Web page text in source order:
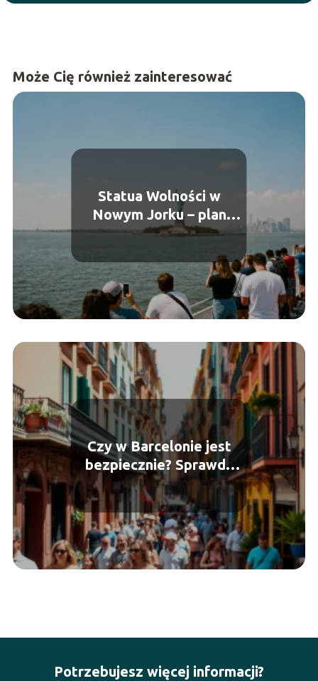
Może Cię również zainteresować
Statua Wolności w
Nowym Jorku – plan
zwiedzania krok po kroku
Czy w Barcelonie jest
bezpiecznie? Sprawdź
nasze porady!
Potrzebujesz więcej informacji?